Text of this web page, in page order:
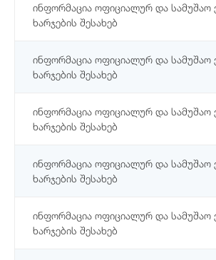
ინფორმაცია ოფიციალურ და სამუშაო
ხარჯების შესახებ
ინფორმაცია ოფიციალურ და სამუშაო
ხარჯების შესახებ
ინფორმაცია ოფიციალურ და სამუშაო
ხარჯების შესახებ
ინფორმაცია ოფიციალურ და სამუშაო
ხარჯების შესახებ
ინფორმაცია ოფიციალურ და სამუშაო
ხარჯების შესახებ